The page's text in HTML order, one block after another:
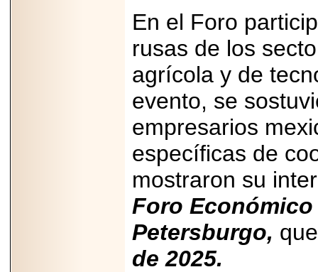
En el Foro
rusas de los
agrícola y de
evento, se
empresarios
específicas de
mostraron su
Foro
Petersburgo,
de 2025.